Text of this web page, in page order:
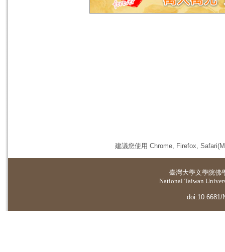
建議您使用 Chrome, Firefox,
臺灣大學文學院佛
National Taiwan
doi:10.6681/